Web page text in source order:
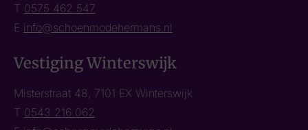
T 0575 462 547
E info@schoenmodehermans.nl
Vestiging Winterswijk
Misterstraat 48, 7101 EX Winterswijk
T 0543 216 062